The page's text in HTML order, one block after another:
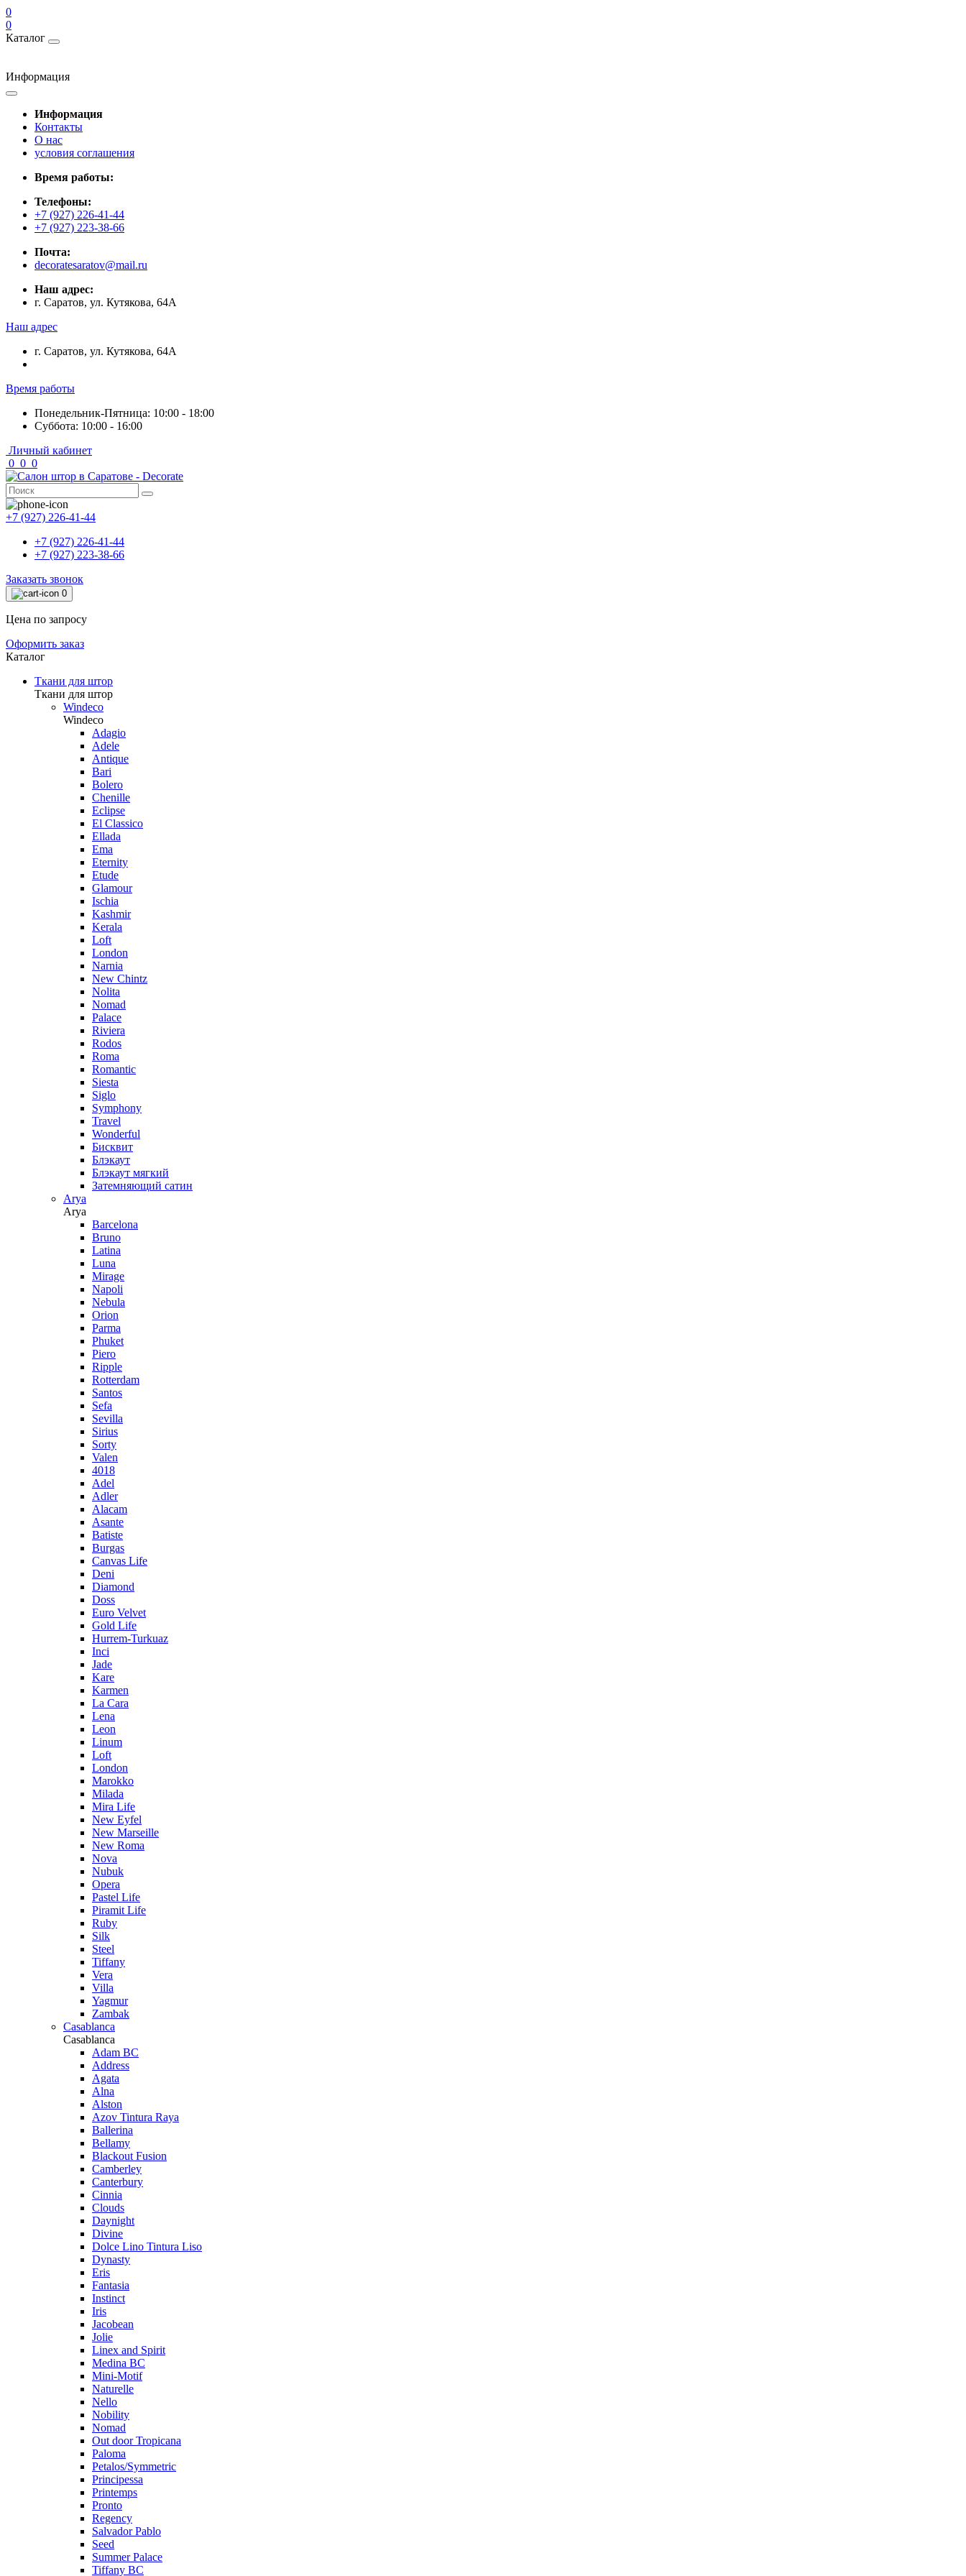
0
0
Каталог
Информация
Информация
Контакты
О нас
условия соглашения
Время работы:
Телефоны:
+7 (927) 226-41-44
+7 (927) 223-38-66
Почта:
decoratesaratov@mail.ru
Наш адрес:
г. Саратов, ул. Кутякова, 64А
Наш адрес
г. Саратов, ул. Кутякова, 64А
Время работы
Понедельник-Пятница: 10:00 - 18:00
Суббота: 10:00 - 16:00
Личный кабинет
0 0 0
+7 (927) 226-41-44
+7 (927) 226-41-44
+7 (927) 223-38-66
Заказать звонок
0
Цена по запросу
Оформить заказ
Каталог
Ткани для штор
Ткани для штор
Windeco
Windeco
Adagio
Adele
Antique
Bari
Bolero
Chenille
Eclipse
El Classico
Ellada
Ema
Eternity
Etude
Glamour
Ischia
Kashmir
Kerala
Loft
London
Narnia
New Chintz
Nolita
Nomad
Palace
Riviera
Rodos
Roma
Romantic
Siesta
Siglo
Symphony
Travel
Wonderful
Бисквит
Блэкаут
Блэкаут мягкий
Затемняющий сатин
Arya
Arya
Barcelona
Bruno
Latina
Luna
Mirage
Napoli
Nebula
Orion
Parma
Phuket
Piero
Ripple
Rotterdam
Santos
Sefa
Sevilla
Sirius
Sorty
Valen
4018
Adel
Adler
Alacam
Asante
Batiste
Burgas
Canvas Life
Deni
Diamond
Doss
Euro Velvet
Gold Life
Hurrem-Turkuaz
Inci
Jade
Kare
Karmen
La Cara
Lena
Leon
Linum
Loft
London
Marokko
Milada
Mira Life
New Eyfel
New Marseille
New Roma
Nova
Nubuk
Opera
Pastel Life
Piramit Life
Ruby
Silk
Steel
Tiffany
Vera
Villa
Yagmur
Zambak
Casablanca
Casablanca
Adam BC
Address
Agata
Alna
Alston
Azov Tintura Raya
Ballerina
Bellamy
Blackout Fusion
Camberley
Canterbury
Cinnia
Clouds
Daynight
Divine
Dolce Lino Tintura Liso
Dynasty
Eris
Fantasia
Instinct
Iris
Jacobean
Jolie
Linex and Spirit
Medina BC
Mini-Motif
Naturelle
Nello
Nobility
Nomad
Out door Tropicana
Paloma
Petalos/Symmetric
Principessa
Printemps
Pronto
Regency
Salvador Pablo
Seed
Summer Palace
Tiffany BC